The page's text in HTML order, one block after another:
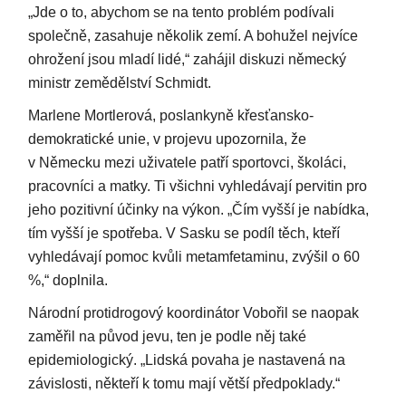
„Jde o to, abychom se na tento problém podívali
společně, zasahuje několik zemí. A bohužel nejvíce
ohrožení jsou mladí lidé,“ zahájil diskuzi německý
ministr zemědělství Schmidt.
Marlene Mortlerová, poslankyně křesťansko-
demokratické unie, v projevu upozornila, že
v Německu mezi uživatele patří sportovci, školáci,
pracovníci a matky. Ti všichni vyhledávají pervitin pro
jeho pozitivní účinky na výkon. „Čím vyšší je nabídka,
tím vyšší je spotřeba. V Sasku se podíl těch, kteří
vyhledávají pomoc kvůli metamfetaminu, zvýšil o 60
%,“ doplnila.
Národní protidrogový koordinátor Vobořil se naopak
zaměřil na původ jevu, ten je podle něj také
epidemiologický. „Lidská povaha je nastavená na
závislosti, někteří k tomu mají větší předpoklady.“